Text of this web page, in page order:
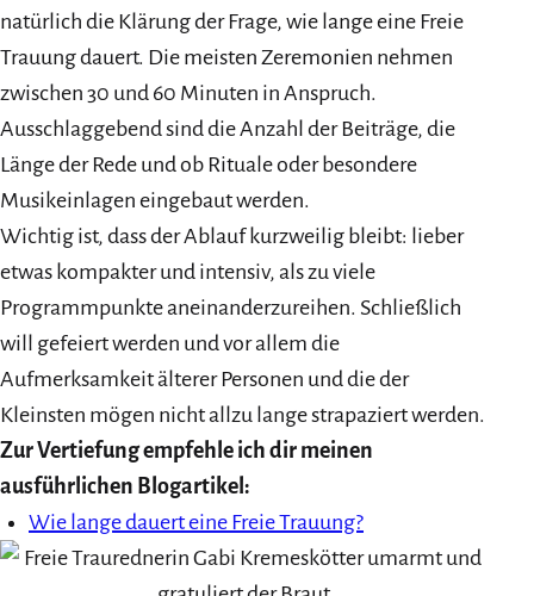
natürlich die Klärung der Frage, wie lange eine Freie
Trauung dauert. Die meisten Zeremonien nehmen
zwischen 30 und 60 Minuten in Anspruch.
Ausschlaggebend sind die Anzahl der Beiträge, die
Länge der Rede und ob Rituale oder besondere
Musikeinlagen eingebaut werden.
Wichtig ist, dass der Ablauf kurzweilig bleibt: lieber
etwas kompakter und intensiv, als zu viele
Programmpunkte aneinanderzureihen. Schließlich
will gefeiert werden und vor allem die
Aufmerksamkeit älterer Personen und die der
Kleinsten mögen nicht allzu lange strapaziert werden.
Zur Vertiefung empfehle ich dir meinen
ausführlichen Blogartikel:
Wie lange dauert eine Freie Trauung?